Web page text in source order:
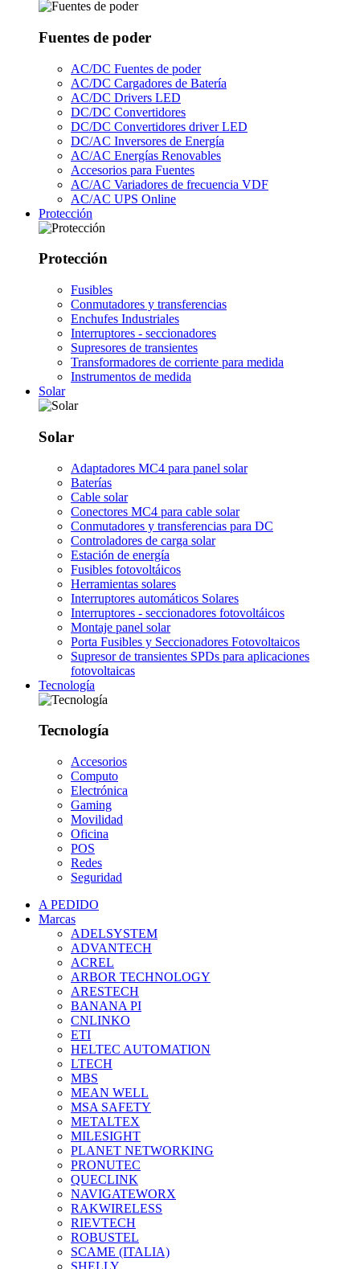
Fuentes de poder
AC/DC Fuentes de poder
AC/DC Cargadores de Batería
AC/DC Drivers LED
DC/DC Convertidores
DC/DC Convertidores driver LED
DC/AC Inversores de Energía
AC/AC Energías Renovables
Accesorios para Fuentes
AC/AC Variadores de frecuencia VDF
AC/AC UPS Online
Protección
Protección
Fusibles
Conmutadores y transferencias
Enchufes Industriales
Interruptores - seccionadores
Supresores de transientes
Transformadores de corriente para medida
Instrumentos de medida
Solar
Solar
Adaptadores MC4 para panel solar
Baterías
Cable solar
Conectores MC4 para cable solar
Conmutadores y transferencias para DC
Controladores de carga solar
Estación de energía
Fusibles fotovoltáicos
Herramientas solares
Interruptores automáticos Solares
Interruptores - seccionadores fotovoltáicos
Montaje panel solar
Porta Fusibles y Seccionadores Fotovoltaicos
Supresor de transientes SPDs para aplicaciones
fotovoltaicas
Tecnología
Tecnología
Accesorios
Computo
Electrónica
Gaming
Movilidad
Oficina
POS
Redes
Seguridad
A PEDIDO
Marcas
ADELSYSTEM
ADVANTECH
ACREL
ARBOR TECHNOLOGY
ARESTECH
BANANA PI
CNLINKO
ETI
HELTEC AUTOMATION
LTECH
MBS
MEAN WELL
MSA SAFETY
METALTEX
MILESIGHT
PLANET NETWORKING
PRONUTEC
QUECLINK
NAVIGATEWORX
RAKWIRELESS
RIEVTECH
ROBUSTEL
SCAME (ITALIA)
SHELLY